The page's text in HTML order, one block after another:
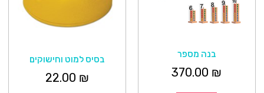
בנה מספר
370.00 ₪
בסיס למוט וחישוקים
22.00 ₪